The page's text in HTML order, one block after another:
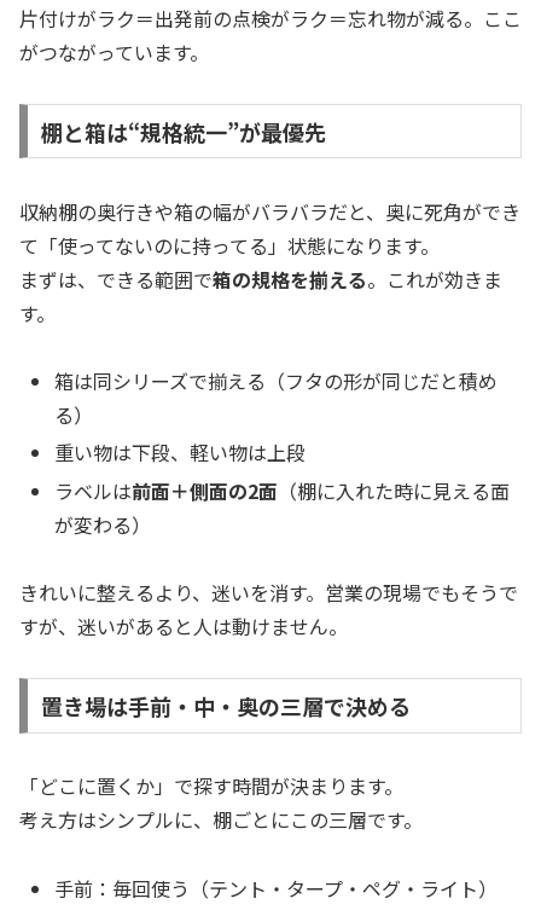
片付けがラク＝出発前の点検がラク＝忘れ物が減る。ここ
がつながっています。
棚と箱は“規格統一”が最優先
収納棚の奥行きや箱の幅がバラバラだと、奥に死角ができ
て「使ってないのに持ってる」状態になります。
まずは、できる範囲で箱の規格を揃える。これが効きま
す。
箱は同シリーズで揃える（フタの形が同じだと積め
る）
重い物は下段、軽い物は上段
ラベルは前面＋側面の2面 （棚に入れた時に見える面
が変わる）
きれいに整えるより、迷いを消す。営業の現場でもそうで
すが、迷いがあると人は動けません。
置き場は手前・中・奥の三層で決める
「どこに置くか」で探す時間が決まります。
考え方はシンプルに、棚ごとにこの三層です。
手前：毎回使う（テント・タープ・ペグ・ライト）